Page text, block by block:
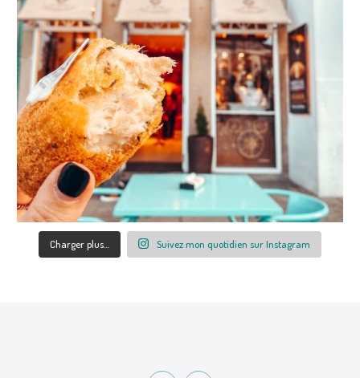
Charger plus… Suivez mon quotidien sur Instagram